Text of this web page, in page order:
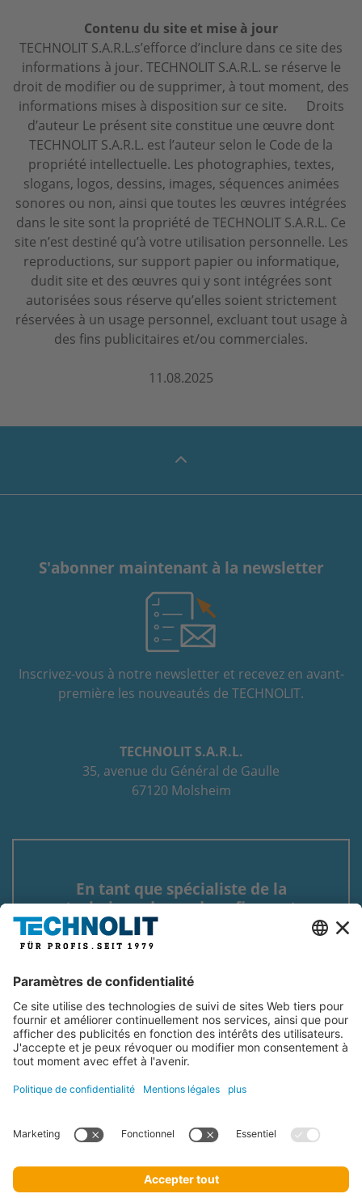
Contenu du site et mise à jour
TECHNOLIT S.A.R.L.s’efforce d’inclure dans ce site des
informations à jour. TECHNOLIT S.A.R.L. se réserve le
droit de modifier ou de supprimer, à tout moment, des
informations mises à disposition sur ce site. Droits
d’auteur Le présent site constitue une œuvre dont
TECHNOLIT S.A.R.L. est l’auteur selon le Code de la
propriété intellectuelle. Les photographies, textes,
slogans, logos, dessins, images, séquences animées
sonores ou non, ainsi que toutes les œuvres intégrées
dans le site sont la propriété de TECHNOLIT S.A.R.L. Ce
site n’est destiné qu’à votre utilisation personnelle. Les
reproductions, sur support papier ou informatique,
dudit site et des œuvres qui y sont intégrées sont
autorisées sous réserve qu’elles soient strictement
réservées à un usage personnel, excluant tout usage à
des fins publicitaires et/ou commerciales.
11.08.2025
S'abonner maintenant à la newsletter
Inscrivez-vous à notre newsletter et recevez en avant-
première les nouveautés de TECHNOLIT.
TECHNOLIT S.A.R.L.
35, avenue du Général de Gaulle
67120 Molsheim
En tant que spécialiste de la
technique de soudage figurant
sur de nombreuses listes,
TECHNOLIT fournit un savoir-
tous les types de soudage et de
découpage au plasma.
lire la suite
Copyright © 2026 TECHNOLIT GmbH